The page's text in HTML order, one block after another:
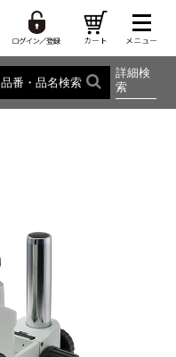
品番・品名検索
詳細検
索